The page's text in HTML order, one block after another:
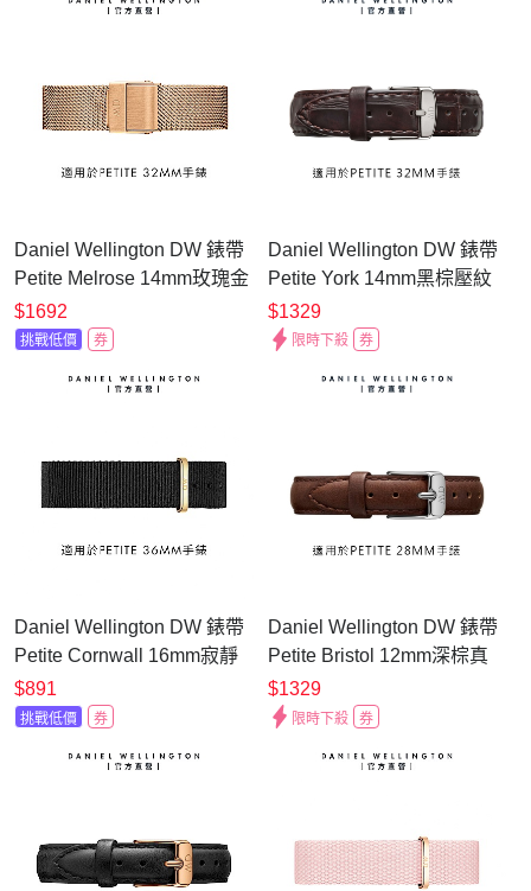
Daniel Wellington DW 錶帶
Petite Melrose 14mm玫瑰金
米蘭金屬錶帶 DW00200139
$1692
挑戰低價 券
Daniel Wellington DW 錶帶
Petite York 14mm黑棕壓紋
真皮錶帶-銀 DW00200152
$1329
限時下殺 券
Daniel Wellington DW 錶帶
Petite Cornwall 16mm寂靜
黑織紋錶帶-香檳金
DW00200238
$891
挑戰低價 券
Daniel Wellington DW 錶帶
Petite Bristol 12mm深棕真
皮錶帶-銀 DW00200186
$1329
限時下殺 券